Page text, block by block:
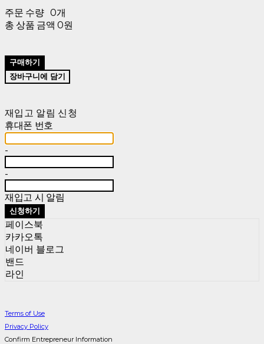
주문 수량 0개
총 상품 금액 0원
구매하기
장바구니에 담기
재입고 알림 신청
휴대폰 번호
-
-
재입고 시 알림
신청하기
페이스북
카카오톡
네이버 블로그
밴드
라인
Terms of Use
Privacy Policy
Confirm Entrepreneur Information